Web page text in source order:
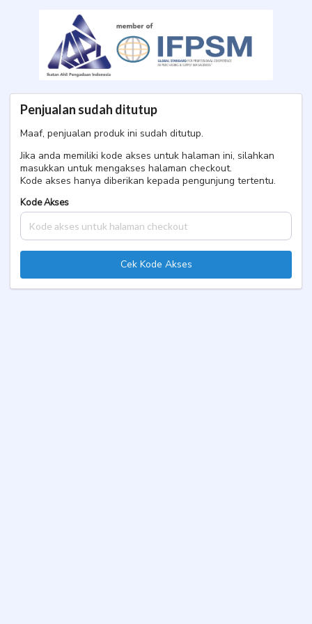
Penjualan sudah ditutup
Maaf, penjualan produk ini sudah ditutup.
Jika anda memiliki kode akses untuk halaman ini, silahkan
masukkan untuk mengakses halaman checkout.
Kode akses hanya diberikan kepada pengunjung tertentu.
Kode Akses
Cek Kode Akses
U**I A****I A****H
31 Juli 2026 ICEF IPFE